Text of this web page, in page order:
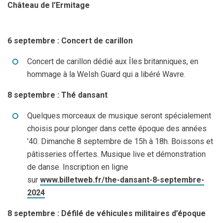
Château de l’Ermitage
6 septembre : Concert de carillon
Concert de carillon dédié aux Îles britanniques, en
hommage à la Welsh Guard qui a libéré Wavre.
8 septembre : Thé dansant
Quelques morceaux de musique seront spécialement
choisis pour plonger dans cette époque des années
'40. Dimanche 8 septembre de 15h à 18h. Boissons et
pâtisseries offertes. Musique live et démonstration
de danse. Inscription en ligne
sur www.billetweb.fr/the-dansant-8-septembre-
2024
8 septembre : Défilé de véhicules militaires d’époque